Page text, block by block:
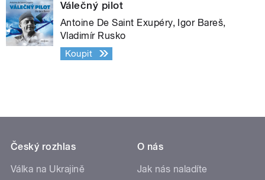
Válečný pilot
Antoine De Saint Exupéry, Igor Bareš,
Vladimír Rusko
Koupit
Český rozhlas
Válka na Ukrajině
O nás
Jak nás naladíte